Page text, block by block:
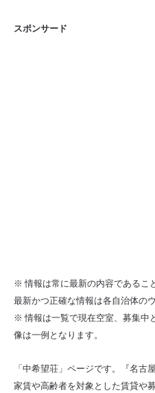
スポンサード
※ 情報は常に最新の内容であるこ
最新かつ正確な情報は各自治体の
※ 情報は一覧で現在空室、募集中
像は一例となります。
「中希望荘」ページです。『名古
家賃や高齢者を対象とした賃貸や